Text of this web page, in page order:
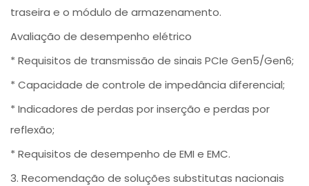
traseira e o módulo de armazenamento.
Avaliação de desempenho elétrico
* Requisitos de transmissão de sinais PCIe Gen5/Gen6;
* Capacidade de controle de impedância diferencial;
* Indicadores de perdas por inserção e perdas por
reflexão;
* Requisitos de desempenho de EMI e EMC.
3. Recomendação de soluções substitutas nacionais